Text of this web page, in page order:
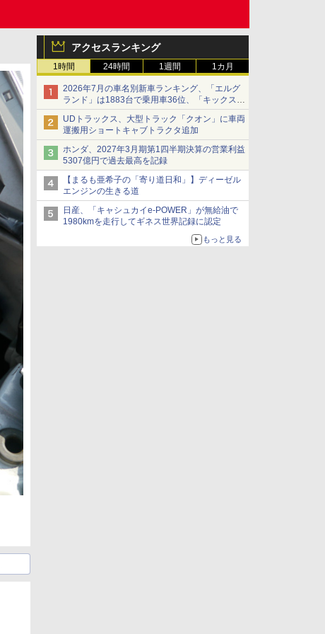
アクセスランキング
1時間 24時間 1週間 1カ月
2026年7月の車名別新車ランキング、「エルグ
ランド」は1883台で乗用車36位、「キックス」
は2591台で27位に
UDトラックス、大型トラック「クオン」に車両
運搬用ショートキャブトラクタ追加
ホンダ、2027年3月期第1四半期決算の営業利益
5307億円で過去最高を記録
【まるも亜希子の「寄り道日和」】ディーゼル
エンジンの生きる道
日産、「キャシュカイe-POWER」が無給油で
1980kmを走行してギネス世界記録に認定
もっと見る